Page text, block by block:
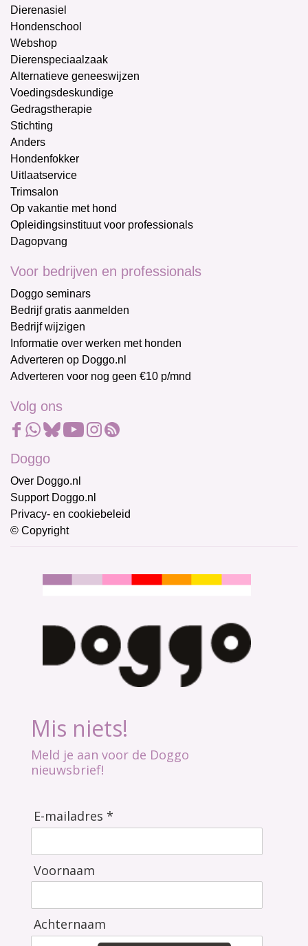
Dierenasiel
Hondenschool
Webshop
Dierenspeciaalzaak
Alternatieve geneeswijzen
Voedingsdeskundige
Gedragstherapie
Stichting
Anders
Hondenfokker
Uitlaatservice
Trimsalon
Op vakantie met hond
Opleidingsinstituut voor professionals
Dagopvang
Voor bedrijven en professionals
Doggo seminars
Bedrijf gratis aanmelden
Bedrijf wijzigen
Informatie over werken met honden
Adverteren op Doggo.nl
Adverteren voor nog geen €10 p/mnd
Volg ons
Doggo
Over Doggo.nl
Support Doggo.nl
Privacy- en cookiebeleid
© Copyright
Mis niets!
Meld je aan voor de Doggo
nieuwsbrief!
E-mailadres *
Voornaam
Achternaam